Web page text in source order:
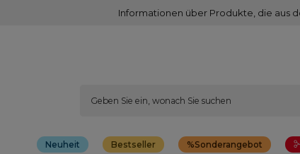
Informationen über Produkte, die aus
Neuheit Bestseller Sonderangebot